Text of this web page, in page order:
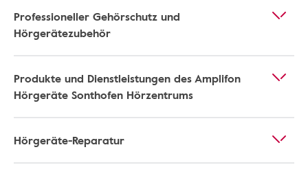
Professioneller Gehörschutz und
Hörgerätezubehör
Produkte und Dienstleistungen des Amplifon
Hörgeräte Sonthofen Hörzentrums
Hörgeräte-Reparatur